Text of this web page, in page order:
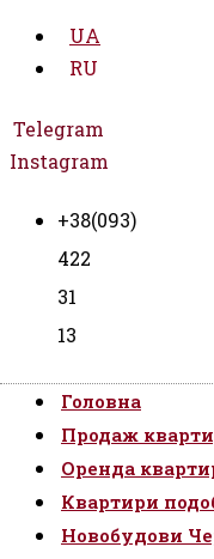
UA
RU
Telegram
Instagram
+38(093)
422
31
13
Головна
Продаж
Оренда
Квартири
Новобудови